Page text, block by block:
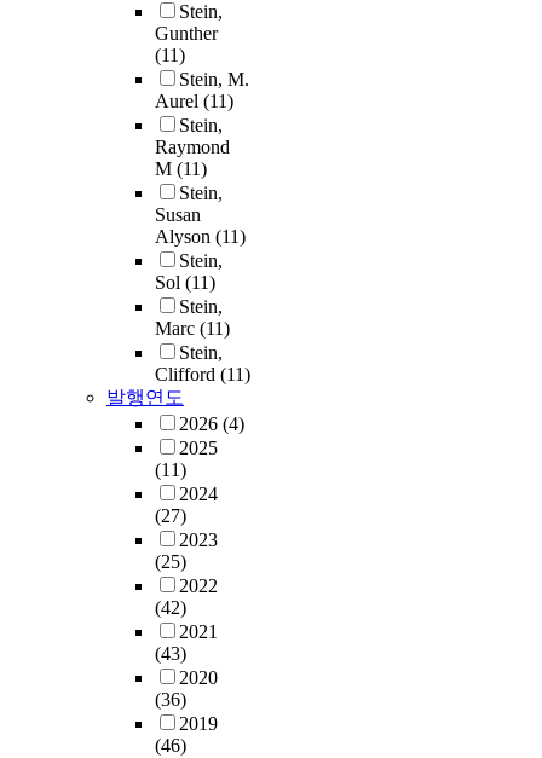
Stein,
Gunther
(11)
Stein, M.
Aurel (11)
Stein,
Raymond
M (11)
Stein,
Susan
Alyson (11)
Stein,
Sol (11)
Stein,
Marc (11)
Stein,
Clifford (11)
발행연도
2026 (4)
2025
(11)
2024
(27)
2023
(25)
2022
(42)
2021
(43)
2020
(36)
2019
(46)